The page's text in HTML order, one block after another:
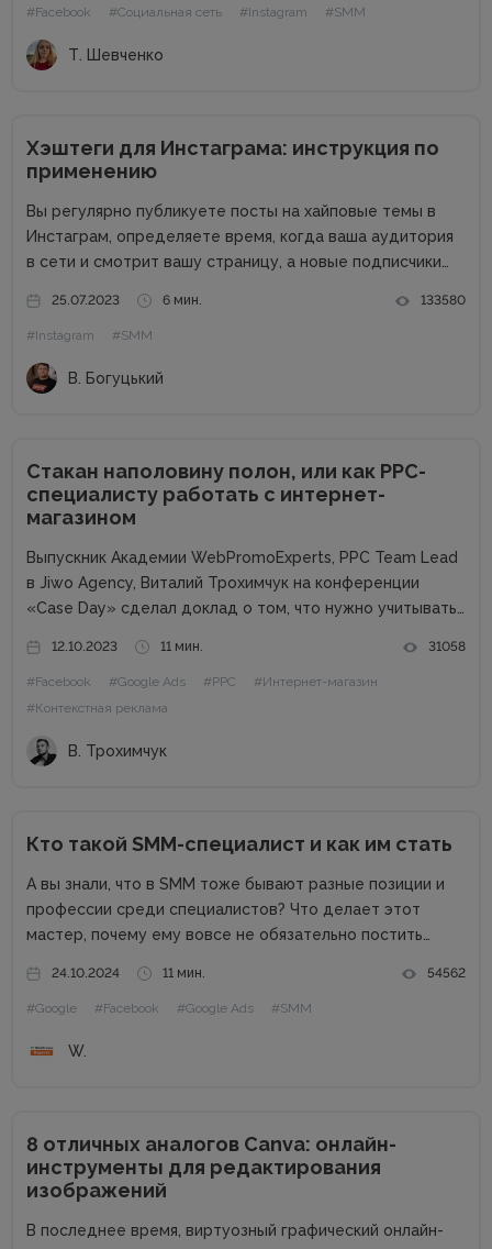
систематизировать данные разных проектов, а также
настраивать рекламные кампании, отслеживать
статистику и...
#Facebook #Социальная сеть #Instagram #SMM
Т. Шевченко
Хэштеги для Инстаграма: инструкция по
применению
Вы регулярно публикуете посты на хайповые темы в
Инстаграм, определяете время, когда ваша аудитория
в сети и смотрит вашу страницу, а новые подписчики
падает охват и посещаемость? Что же делать? Выход
есть!...
25.07.2023 6 мин. 133580
#Instagram #SMM
В. Богуцький
Стакан наполовину полон, или как PPC-
специалисту работать с интернет-
магазином
Выпускник Академии WebPromoExperts, PPC Team Lead
в Jiwo Agency, Виталий Трохимчук на конференции
«Case Day» сделал доклад о том, что нужно учитывать
Статья будет полезна специалистам, которые
работают на фрилансе или в маленьких агентствах.
Почему...
12.10.2023 11 мин. 31058
#Facebook #Google Ads #PPC
#Интернет-магазин
#Контекстная реклама
В. Трохимчук
Кто такой SMM-специалист и как им стать
А вы знали, что в SMM тоже бывают разные позиции и
профессии среди специалистов? Что делает этот
мастер, почему ему вовсе не обязательно постить
репутационную пользу и деньги? В рамках наших
публикаций...
24.10.2024 11 мин. 54562
#Google #Facebook #Google Ads #SMM
W.
8 отличных аналогов Canva: онлайн-
инструменты для редактирования
изображений
В последнее время, виртуозный графический онлайн-